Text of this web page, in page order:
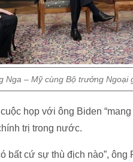
Nga – Mỹ cùng Bộ trưởng
họp với ông Biden
trị trong nước.
bất cứ sự thù địch nào”,